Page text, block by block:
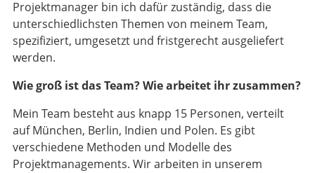
Projektmanager bin ich dafür zuständig, dass die
unterschiedlichsten Themen von meinem Team,
spezifiziert, umgesetzt und fristgerecht ausgeliefert
werden.
Wie groß ist das Team? Wie arbeitet ihr zusammen?
Mein Team besteht aus knapp 15 Personen, verteilt
auf München, Berlin, Indien und Polen. Es gibt
verschiedene Methoden und Modelle des
Projektmanagements. Wir arbeiten in unserem